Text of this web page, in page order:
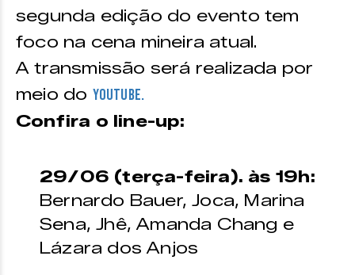
segunda edição do evento tem
foco na cena mineira atual.
A transmissão será realizada por
meio do Youtube.
Confira o line-up:
29/06 (terça-feira). às 19h:
Bernardo Bauer, Joca, Marina
Sena, Jhê, Amanda Chang e
Lázara dos Anjos